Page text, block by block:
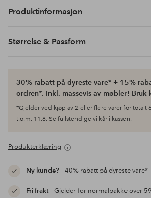
Produktinformasjon
Størrelse & Passform
30% rabatt på dyreste vare* + 15%
ordren*. Inkl. massevis av møbler! Bruk
*Gjelder ved kjøp av 2 eller flere varer for totalt
t.o.m. 11.8. Se fullstendige vilkår i kassen.
Produkterklæring
Ny kunde?– 40% rabatt på dyreste vare*
Fri frakt– Gjelder for normalpakke over